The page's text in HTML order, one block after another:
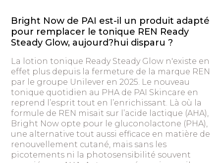
Bright Now de PAI est-il un produit adapté
pour remplacer le tonique REN Ready
Steady Glow, aujourd?hui disparu ?
La lotion tonique Ready Steady Glow n'existe en
effet plus depuis la fermeture de la marque REN
par le groupe Unilever en 2025. Le nouveau
tonique quotidien au PHA de PAI Skincare en
reprend l’esprit tout en l’enrichissant. Là où la
formule de REN misait sur l’acide lactique (AHA),
Bright Now opte pour le gluconolactone (PHA),
une alternative tout aussi efficace en matière de
renouvellement cutané, mais sans les
picotements ni la photosensibilité souvent